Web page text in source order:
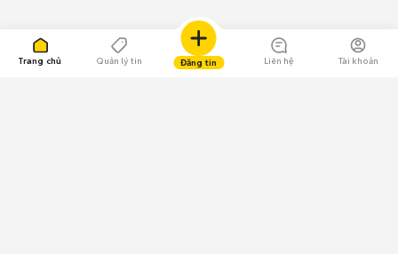
Trang chủ Quản lý tin Đăng tin Liên hệ Tài khoản